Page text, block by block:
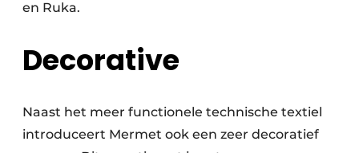
en Ruka.
Decorative
Naast het meer functionele technische textiel
introduceert Mermet ook een zeer decoratief